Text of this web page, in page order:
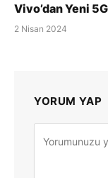
Vivo’dan Yeni
2 Nisan 2024
YORUM YAP